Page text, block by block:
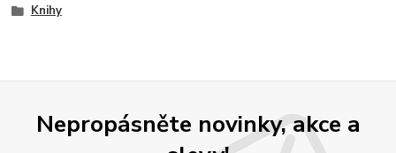
Knihy
Nepropásněte novinky, akce a